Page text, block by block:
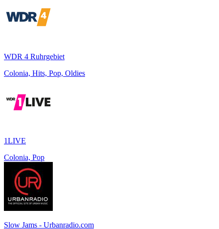
WDR 4 Ruhrgebiet
Colonia, Hits, Pop, Oldies
1LIVE
Colonia, Pop
Slow Jams - Urbanradio.com